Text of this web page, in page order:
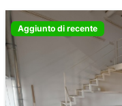
Aggiunto di recente